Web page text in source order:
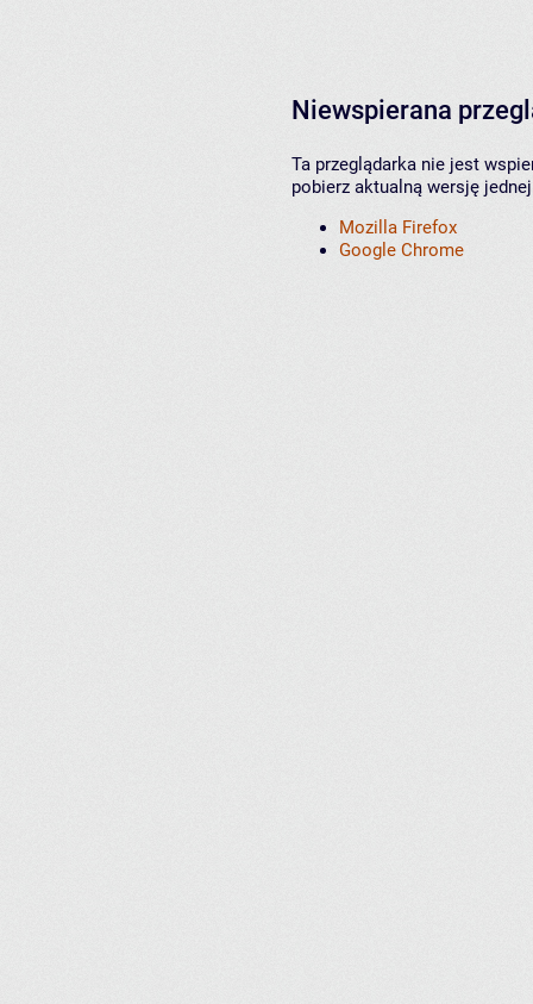
Niewspierana
Ta przeglądarka nie jest
pobierz aktualną wersję
Mozilla Firefox
Google Chrome